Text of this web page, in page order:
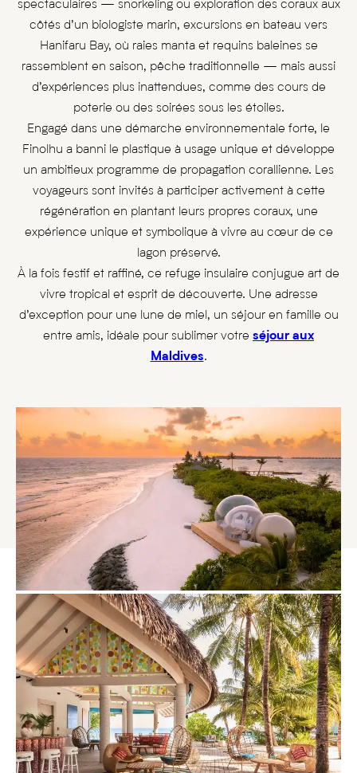
spectaculaires — snorkeling ou exploration des coraux aux
côtés d’un biologiste marin, excursions en bateau vers
Hanifaru Bay, où raies manta et requins baleines se
rassemblent en saison, pêche traditionnelle — mais aussi
d’expériences plus inattendues, comme des cours de
poterie ou des soirées sous les étoiles.
Engagé dans une démarche environnementale forte, le
Finolhu a banni le plastique à usage unique et développe
un ambitieux programme de propagation corallienne. Les
voyageurs sont invités à participer activement à cette
régénération en plantant leurs propres coraux, une
expérience unique et symbolique à vivre au cœur de ce
lagon préservé.
À la fois festif et raffiné, ce refuge insulaire conjugue art de
vivre tropical et esprit de découverte. Une adresse
d’exception pour une lune de miel, un séjour en famille ou
entre amis, idéale pour sublimer votre séjour aux
Maldives.